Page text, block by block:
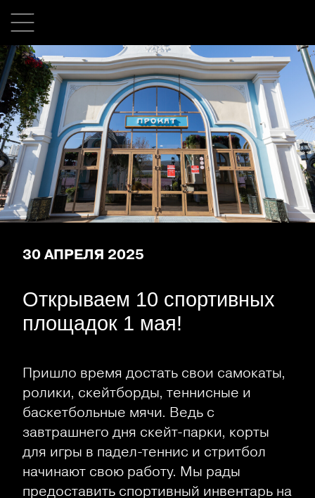
30 АПРЕЛЯ 2025
Открываем 10 спортивных
площадок 1 мая!
Пришло время достать свои самокаты,
ролики, скейтборды, теннисные и
баскетбольные мячи. Ведь с
завтрашнего дня скейт-парки, корты
для игры в падел-теннис и стритбол
начинают свою работу. Мы рады
предоставить спортивный инвентарь на